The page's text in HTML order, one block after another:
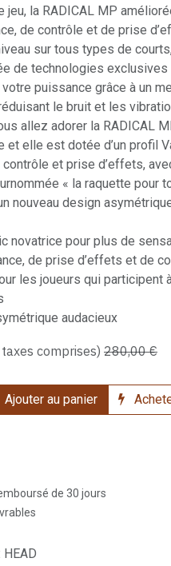
jeu, la RADICAL MP
de contrôle et de prise
sur tous types de
de technologies exclusives
puissance grâce à un
le bruit et les
allez adorer la RADICAL
et elle est dotée d’un profil
et prise d’effets,
« la raquette pour
nouveau design
novatrice pour plus de
de prise d’effets et de
les joueurs qui participent
audacieux
comprises) 280,00€
Ajouter au panier
de 30 jours
HEAD